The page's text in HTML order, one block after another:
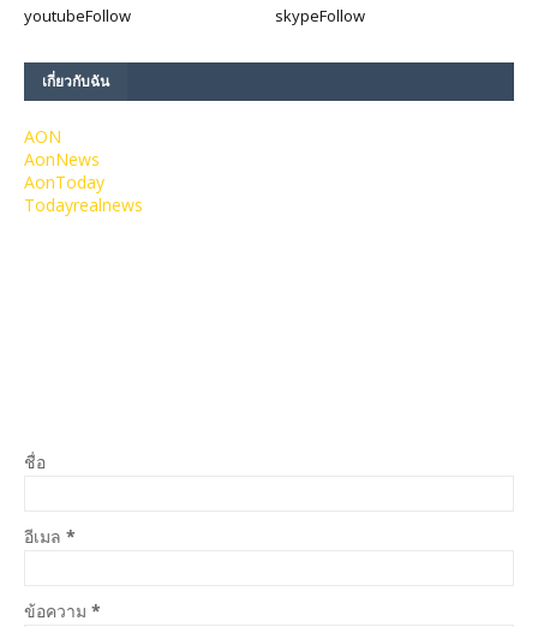
youtubeFollow skypeFollow
เกี่ยวกับฉัน
AON
AonNews
AonToday
Todayrealnews
ชื่อ
อีเมล *
ข้อความ *